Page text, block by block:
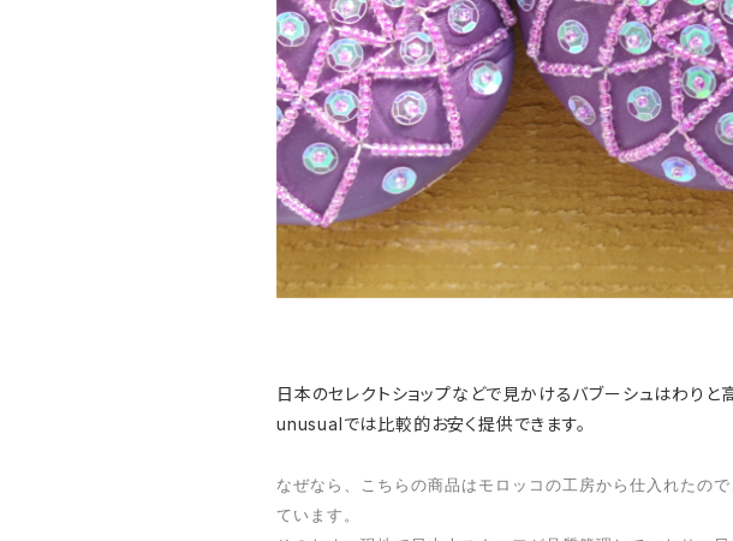
日本のセレクトショップなどで見かけるバブーシュはわりと
unusualでは比較的お安く提供できます。
なぜなら、こちらの商品はモロッコの工房から仕入れたの
ています。